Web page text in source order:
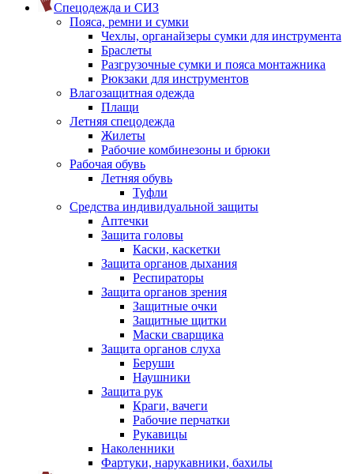
Спецодежда и СИЗ
Пояса, ремни и сумки
Чехлы, органайзеры сумки для инструмента
Браслеты
Разгрузочные сумки и пояса монтажника
Рюкзаки для инструментов
Влагозащитная одежда
Плащи
Летняя спецодежда
Жилеты
Рабочие комбинезоны и брюки
Рабочая обувь
Летняя обувь
Туфли
Средства индивидуальной защиты
Аптечки
Защита головы
Каски, каскетки
Защита органов дыхания
Респираторы
Защита органов зрения
Защитные очки
Защитные щитки
Маски сварщика
Защита органов слуха
Беруши
Наушники
Защита рук
Краги, вачеги
Рабочие перчатки
Рукавицы
Наколенники
Фартуки, нарукавники, бахилы